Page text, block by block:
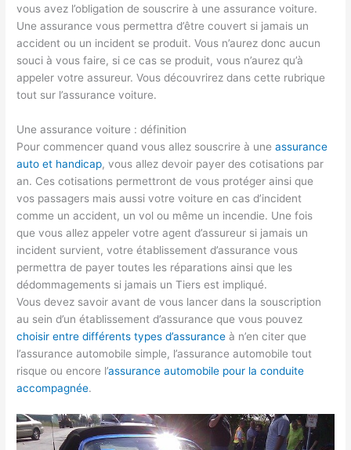
vous avez l’obligation de souscrire à une assurance voiture.
Une assurance vous permettra d’être couvert si jamais un
accident ou un incident se produit. Vous n’aurez donc aucun
souci à vous faire, si ce cas se produit, vous n’aurez qu’à
appeler votre assureur. Vous découvrirez dans cette rubrique
tout sur l’assurance voiture.
Une assurance voiture : définition
Pour commencer quand vous allez souscrire à uneassurance
auto et handicap, vous allez devoir payer des cotisations par
an. Ces cotisations permettront de vous protéger ainsi que
vos passagers mais aussi votre voiture en cas d’incident
comme un accident, un vol ou même un incendie. Une fois
que vous allez appeler votre agent d’assureur si jamais un
incident survient, votre établissement d’assurance vous
permettra de payer toutes les réparations ainsi que les
dédommagements si jamais un Tiers est impliqué.
Vous devez savoir avant de vous lancer dans la souscription
au sein d’un établissement d’assurance que vous pouvez
choisir entre différents types d’assurance à n’en citer que
l’assurance automobile simple, l’assurance automobile tout
risque ou encore l’assurance automobile pour la conduite
accompagnée.